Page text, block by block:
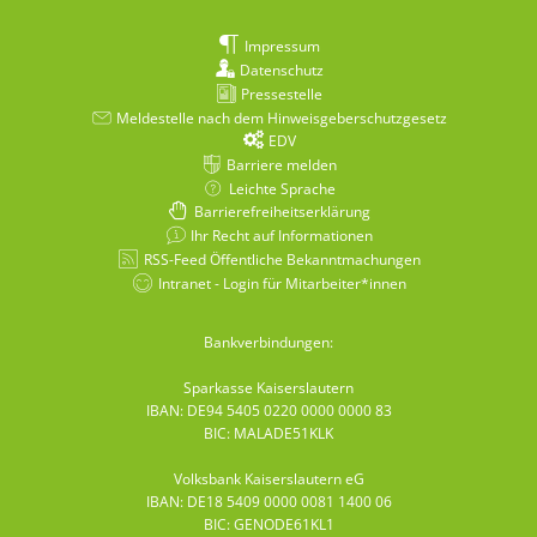
Impressum
Datenschutz
Pressestelle
Meldestelle nach dem Hinweisgeberschutzgesetz
EDV
Barriere melden
Leichte Sprache
Barrierefreiheitserklärung
Ihr Recht auf Informationen
RSS-Feed Öffentliche Bekanntmachungen
Intranet - Login für Mitarbeiter*innen
Bankverbindungen:
Sparkasse Kaiserslautern
IBAN: DE94 5405 0220 0000 0000 83
BIC: MALADE51KLK
Volksbank Kaiserslautern eG
IBAN: DE18 5409 0000 0081 1400 06
BIC: GENODE61KL1